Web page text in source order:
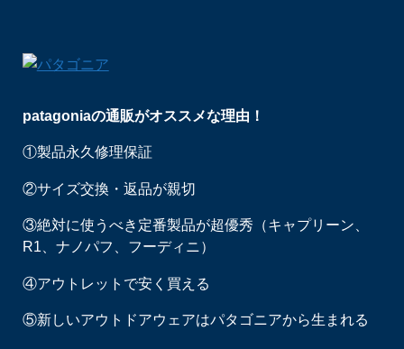
patagoniaの通販がオススメな理由！
①製品永久修理保証
②サイズ交換・返品が親切
③絶対に使うべき定番製品が超優秀（キャプリーン、
R1、ナノパフ、フーディニ）
④アウトレットで安く買える
⑤新しいアウトドアウェアはパタゴニアから生まれる